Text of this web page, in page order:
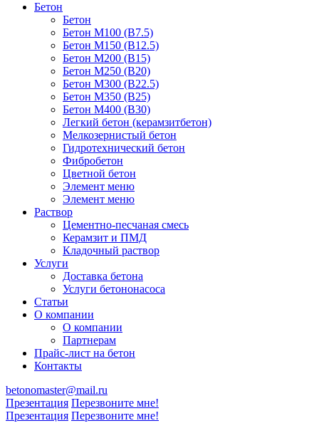
Бетон
Бетон
Бетон М100 (В7.5)
Бетон М150 (В12.5)
Бетон М200 (В15)
Бетон М250 (В20)
Бетон М300 (В22.5)
Бетон М350 (В25)
Бетон М400 (В30)
Легкий бетон (керамзитбетон)
Мелкозернистый бетон
Гидротехнический бетон
Фибробетон
Цветной бетон
Элемент меню
Элемент меню
Раствор
Цементно-песчаная смесь
Керамзит и ПМД
Кладочный раствор
Услуги
Доставка бетона
Услуги бетононасоса
Статьи
О компании
О компании
Партнерам
Прайс-лист на бетон
Контакты
betonomaster@mail.ru
Презентация Перезвоните мне!
Презентация Перезвоните мне!